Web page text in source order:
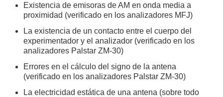
Existencia de emisoras de AM en onda media a
proximidad (verificado en los analizadores MFJ)
La existencia de un contacto entre el cuerpo del
experimentador y el analizador (verificado en los
analizadores Palstar ZM-30)
Errores en el cálculo del signo de la antena
(verificado en los analizadores Palstar ZM-30)
La electricidad estática de una antena (sobre todo